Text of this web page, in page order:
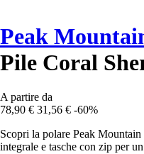
Peak
Pile Coral
A partire da
78,90 € 31,56 € -60%
Scopri la polare Peak
integrale e tasche con zip per